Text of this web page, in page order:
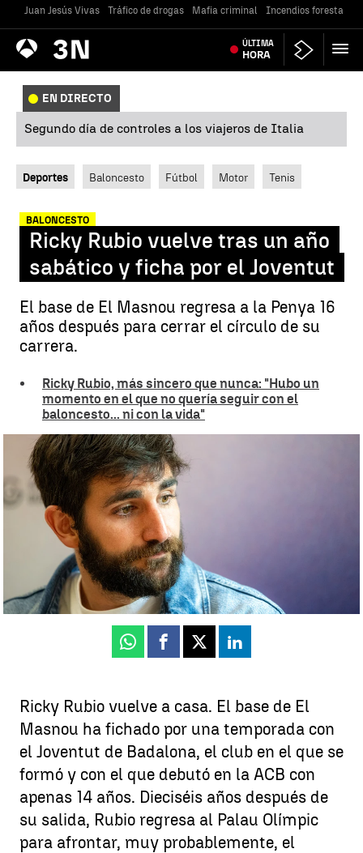
Juan Jesús Vivas Tráfico de drogas Mafia criminal Incendios forestales
Antena
3 Noticias ÚLTIMA
HORA
EN DIRECTO
Segundo día de controles a los viajeros de Italia
Deportes Baloncesto Fútbol Motor Tenis
BALONCESTO
Ricky Rubio vuelve tras un año
sabático y ficha por el Joventut
El base de El Masnou regresa a la Penya 16
años después para cerrar el círculo de su
carrera.
Ricky Rubio, más sincero que nunca: "Hubo un
momento en el que no quería seguir con el
baloncesto... ni con la vida"
Ricky Rubio vuelve tras un año sabático y ficha por el Joventut |
Luis F. Castillo
Publicado:22 de julio de 2025, 14:25
Whatsapp
Facebook
X Linkedin
Ricky Rubio vuelve a casa. El base de El
Masnou ha fichado por una temporada con
el Joventut de Badalona, el club en el que se
formó y con el que debutó en la ACB con
apenas 14 años. Dieciséis años después de
su salida, Rubio regresa al Palau Olímpic
para afrontar, muy probablemente, el